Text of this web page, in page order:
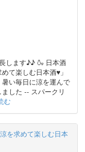
します♪♪ 🍶 日本酒
て楽しむ日本酒♥」
い毎日に涼を運んで
した -- スパークリ
む
を求めて楽しむ日本